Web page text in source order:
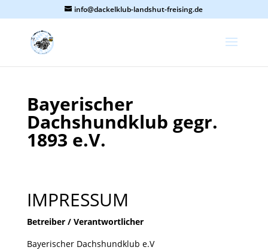
info@dackelklub-landshut-freising.de
Bayerischer
Dachshundklub gegr.
1893 e.V.
IMPRESSUM
Betreiber / Verantwortlicher
Bayerischer Dachshundklub e.V